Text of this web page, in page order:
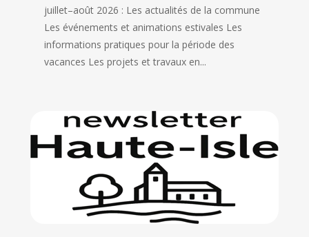
juillet–août 2026 : Les actualités de la commune
Les événements et animations estivales Les
informations pratiques pour la période des
vacances Les projets et travaux en...